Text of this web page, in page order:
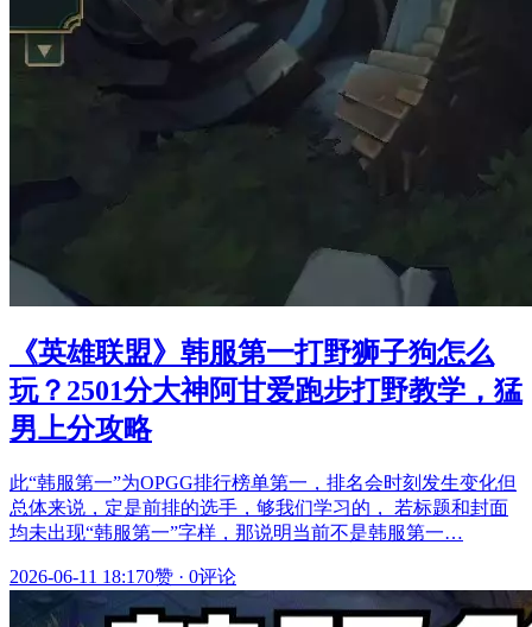
《英雄联盟》韩服第一打野狮子狗怎么
玩？2501分大神阿甘爱跑步打野教学，猛
男上分攻略
此“韩服第一”为OPGG排行榜单第一，排名会时刻发生变化但
总体来说，定是前排的选手，够我们学习的， 若标题和封面
均未出现“韩服第一”字样，那说明当前不是韩服第一…
2026-06-11 18:170赞 · 0评论